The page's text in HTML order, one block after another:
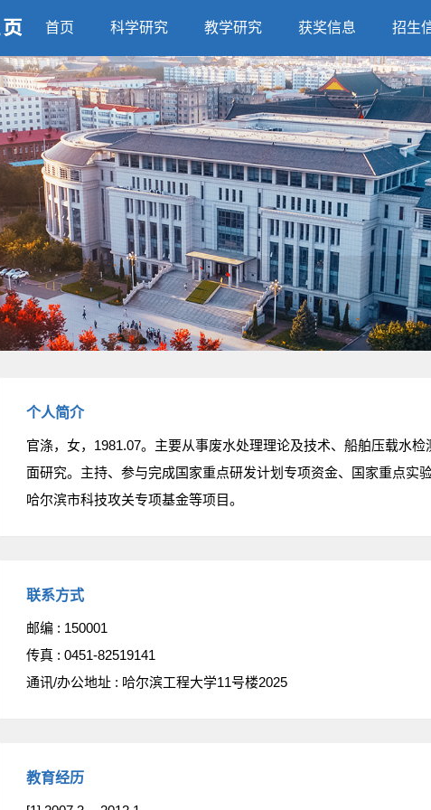
首页 科学研究 教学研究 获奖信息 招生
个人简介
官涤，女，1981.07。主要从事废水处理理论及技术、船舶压载水
面研究。主持、参与完成国家重点研发计划专项资金、国家重点实
哈尔滨市科技攻关专项基金等项目。
联系方式
邮编 : 150001
传真 : 0451-82519141
通讯/办公地址 : 哈尔滨工程大学11号楼2025
教育经历